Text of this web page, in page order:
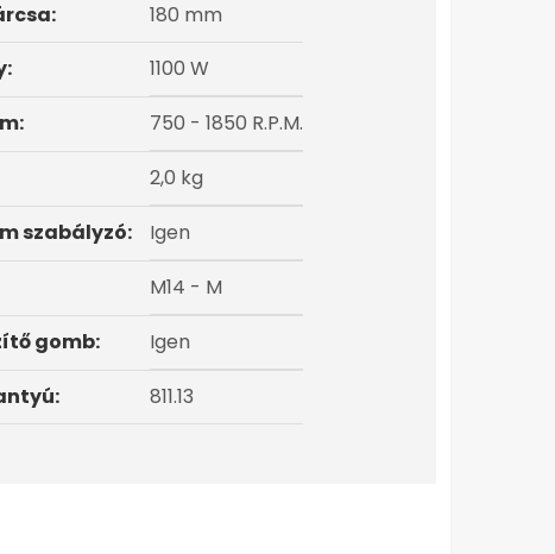
180 mm
1100 W
750 - 1850 R.P.M.
2,0 kg
szabályzó:
Igen
M14 - M
gomb:
Igen
811.13